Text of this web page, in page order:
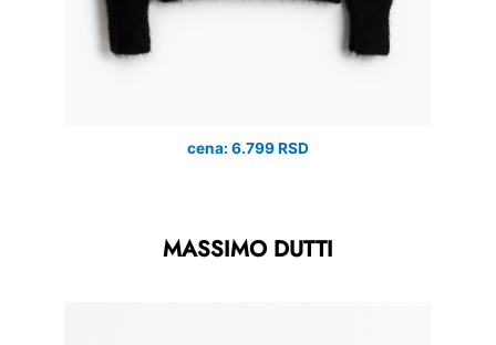
cena: 6.799 RSD
MASSIMO DUTTI